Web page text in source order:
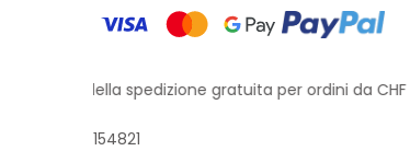
Approfitta della spedizione gratuita per ordini da CHF
154821